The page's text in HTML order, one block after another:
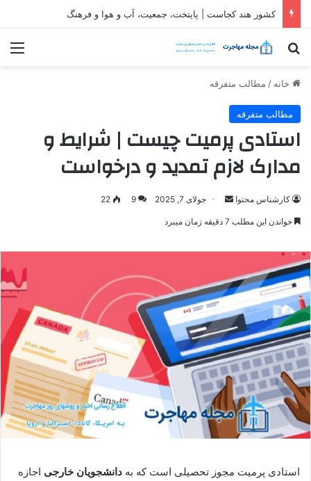
ثبت شرکت در قطر| شرایط و مراحل تاسیس شرکت در قطر
جستجو برای
خانه / مطالب متفرقه
مطالب متفرقه
استادی پرمیت چیست | شرایط و
مدارک لازم تمدید و درخواست
کارشناس محتوا
ارسالجولای 7, 2025 9
22
خواندن این مطلب 7 دقیقه زمان میبرد
استادی پرمیت مجوز تحصیلی است که به دانشجویان خارجی اجازه